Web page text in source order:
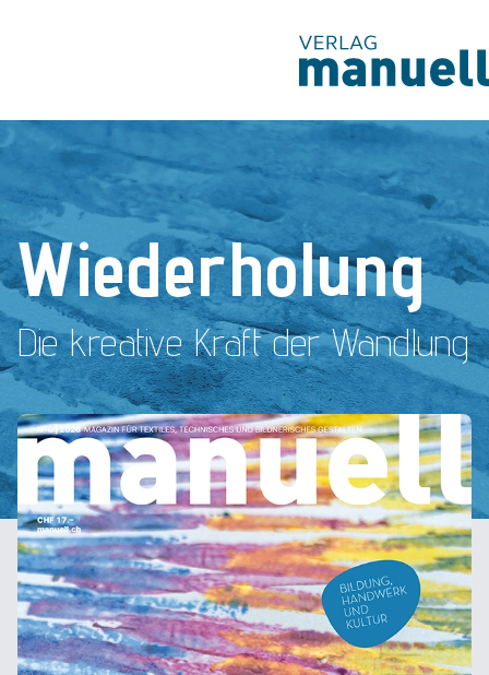
Magazin
Produkte
Kostenlos
Services
Wiederholung
Die kreative Kraft der Wandlung